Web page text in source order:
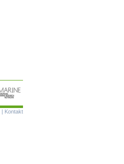
Navigation
| Kontakt